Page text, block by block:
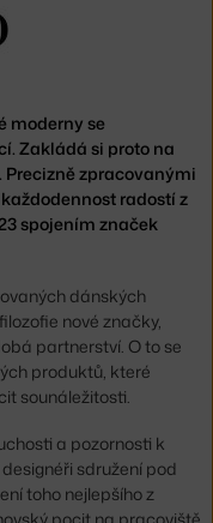
moderny se
Zakládá si proto na
zpracovanými
radostí z
spojením značek
dánských
nové značky,
partnerství. O to se
produktů, které
sounáležitosti.
a pozornosti k
sdružení pod
toho nejlepšího z